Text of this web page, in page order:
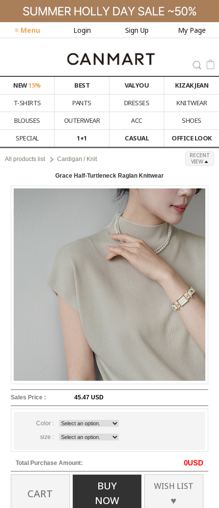
≡ Menu Login Sign Up My Page
NEW15% BEST VALYOU
KIZAK JEAN
T-SHIRTS
PANTS DRESSES
KNITWEAR
BLOUSES
OUTERWEAR ACC
SHOES
SPECIAL
1+1 CASUAL OFFICE LOOK
All products list Cardigan / Knit
RECENT
VIEW
Grace Half-Turtleneck Raglan Knitwear
Sales Price : 45.47 USD
Color :
size :
Total Purchase Amount: 0USD
CART
BUY
NOW
WISH LIST
♥